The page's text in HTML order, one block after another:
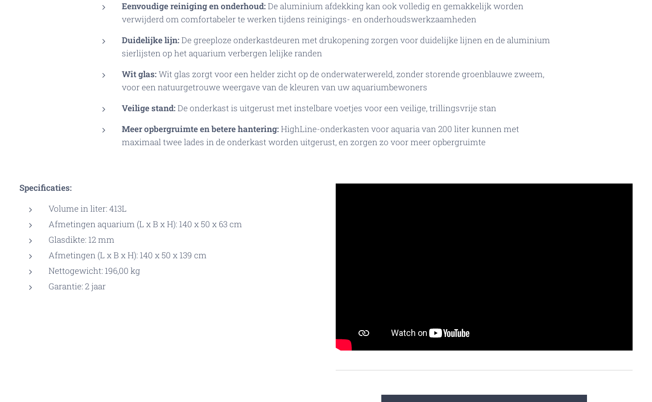
Eenvoudige reiniging en onderhoud:De aluminium afdekking kan ook volledig en gemakkelijk worden
verwijderd om comfortabeler te werken tijdens reinigings- en onderhoudswerkzaamheden
Duidelijke lijn:De greeploze onderkastdeuren met drukopening zorgen voor duidelijke lijnen en de aluminium
sierlijsten op het aquarium verbergen lelijke randen
Wit glas:Wit glas zorgt voor een helder zicht op de onderwaterwereld, zonder storende groenblauwe zweem,
voor een natuurgetrouwe weergave van de kleuren van uw aquariumbewoners
Veilige stand:De onderkast is uitgerust met instelbare voetjes voor een veilige, trillingsvrije stan
Meer opbergruimte en betere hantering:HighLine-onderkasten voor aquaria van 200 liter kunnen met
maximaal twee lades in de onderkast worden uitgerust, en zorgen zo voor meer opbergruimte
Specificaties:
Volume in liter: 413L
Afmetingen aquarium (L x B x H): 140 x 50 x 63 cm
Glasdikte: 12 mm
Afmetingen (L x B x H): 140 x 50 x 139 cm
Nettogewicht: 196,00 kg
Garantie: 2 jaar